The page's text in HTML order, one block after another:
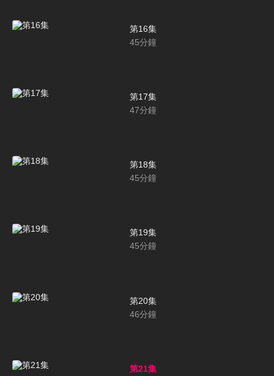
第16集
45分鐘
第17集
47分鐘
第18集
45分鐘
第19集
45分鐘
第20集
46分鐘
第21集